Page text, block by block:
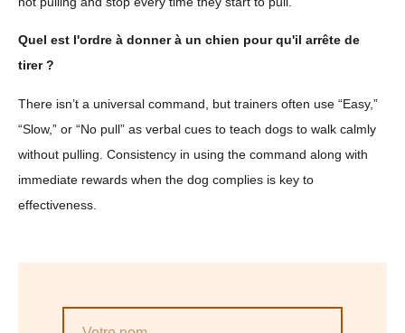
Quel est l'ordre à donner à un chien pour qu'il arrête de
tirer ?
There isn’t a universal command, but trainers often use “Easy,”
“Slow,” or “No pull” as verbal cues to teach dogs to walk calmly
without pulling. Consistency in using the command along with
immediate rewards when the dog complies is key to
effectiveness.